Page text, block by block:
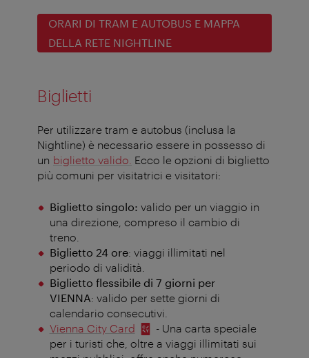
ORARI DI TRAM E AUTOBUS E MAPPA
DELLA RETE NIGHTLINE
Biglietti
Per utilizzare tram e autobus (inclusa la
Nightline) è necessario essere in possesso di
un biglietto valido. Ecco le opzioni di biglietto
più comuni per visitatrici e visitatori:
Biglietto singolo: valido per un viaggio in
una direzione, compreso il cambio di
treno.
Biglietto 24 ore: viaggi illimitati nel
periodo di validità.
Biglietto flessibile di 7 giorni per
VIENNA: valido per sette giorni di
calendario consecutivi.
Vienna City Card
- Una carta speciale
per i turisti che, oltre a viaggi illimitati sui